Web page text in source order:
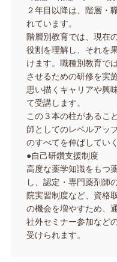
２年目以降は、階層・
れています。
階層別教育では、現在
役割を理解し、それを
けます。職種別教育で
させるための研修を実
思い描くキャリアや興
て受講します。
この３本の柱があるこ
師としてのレベルアッ
のすべてを伸ばしてい
●自己研鑽支援制度
高度な薬学知識をもつ
し、認定・専門薬剤師
院実習制度など、資格
の機会を増やすため、
社外セミナー参加など
受けられます。